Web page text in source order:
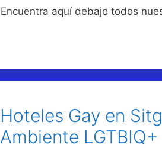
Encuentra aquí debajo todos
Hoteles Gay en
Ambiente LGTBIQ+